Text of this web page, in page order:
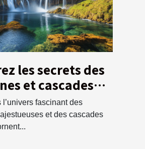
les secrets des
et cascades
l’univers fascinant des
et des cascades